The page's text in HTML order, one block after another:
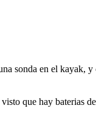
sonda en el
que hay baterias